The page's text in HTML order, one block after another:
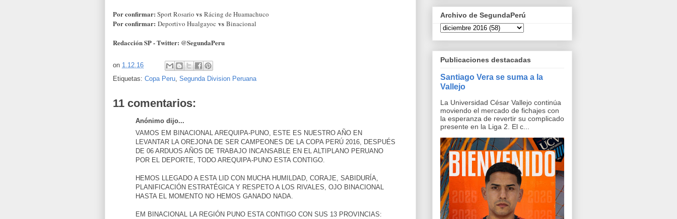
Por confirmar: Sport Rosario vs Rácing de Huamachuco
Por confirmar: Deportivo Hualgayoc vs Binacional
Redacción SP - Twitter: @SegundaPeru
on 1.12.16
Etiquetas: Copa Peru Segunda Division Peruana
11 comentarios:
Anónimo dijo...
VAMOS EM BINACIONAL AREQUIPA-PUNO, ESTE ES NUESTRO AÑO EN
LEVANTAR LA OREJONA DE SER CAMPEONES DE LA COPA PERÚ 2016, DESPUÉS
DE 06 ARDUOS AÑOS DE TRABAJO INCANSABLE EN EL ALTIPLANO PERUANO
POR EL DEPORTE, TODO AREQUIPA-PUNO ESTA CONTIGO.
HEMOS LLEGADO A ESTA LID CON MUCHA HUMILDAD, CORAJE, SABIDURÍA,
PLANIFICACIÓN ESTRATÉGICA Y RESPETO A LOS RIVALES, OJO BINACIONAL
HASTA EL MOMENTO NO HEMOS GANADO NADA.
EM BINACIONAL LA REGIÓN PUNO ESTA CONTIGO CON SUS 13 PROVINCIAS:
Archivo de SegundaPerú
Publicaciones destacadas
Santiago Vera se suma a la
Vallejo
La Universidad César Vallejo continúa
moviendo el mercado de fichajes con
la esperanza de revertir su complicado
presente en la Liga 2. El c...